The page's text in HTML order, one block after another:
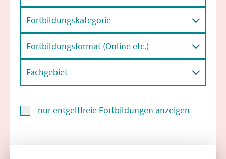
Fortbildungskategorie
Fortbildungsformat (Online etc.)
Fachgebiet
nur entgeltfreie Fortbildungen anzeigen